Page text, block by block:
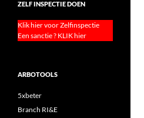
ZELF INSPECTIE DOEN
Klik hier voor Zelfinspectie
Een sanctie ? KLIK hier
ARBOTOOLS
5xbeter
Branch RI&E